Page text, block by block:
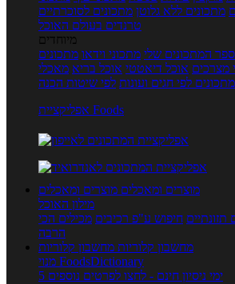
מתכונים ללא גלוטן מתכונים לסוכרתיים
טרנדים בעולם האוכל
מיוחדים
ספר המתכונים שלי מתכוני וידאו מתכונים
מצרכים אוכל דיאטטי אוכל בריא מאכלי
מתכונים לפי חגים ועונות לפי שיטות הכנה
אפליקציית Foods
מוצרים ומאכלים מוצרים ומאכלים
מילון האוכל
תזונתיים חיפוש ע"פ רכיבים מכילים הכי
הרבה
מחשבון קלוריות מחשבון קלוריות
מנוי FoodsDictionary
5 ימי ניסיון חינם - לחצו לפרטים נוספים